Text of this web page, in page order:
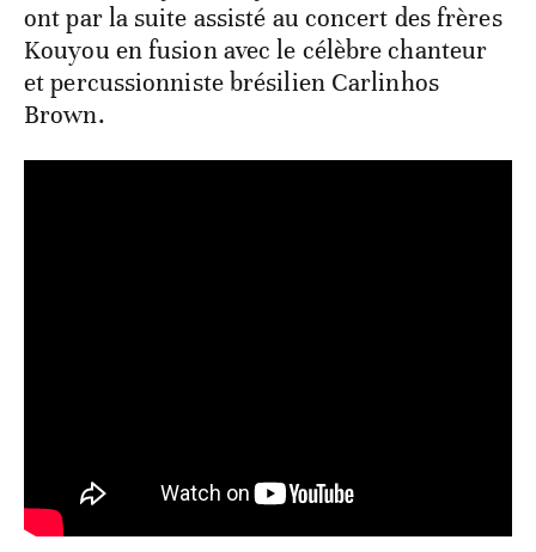
ont par la suite assisté au concert des frères
Kouyou en fusion avec le célèbre chanteur
et percussionniste brésilien Carlinhos
Brown.